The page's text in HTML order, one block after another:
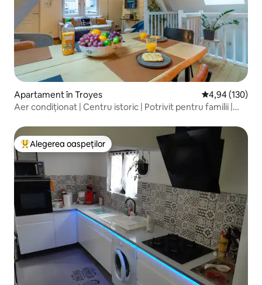
Apartament în Troyes Scor mediu de
4,94 (130)
Aer condiționat | Centru istoric | Potrivit pentru familii |
Locuință din topul categoriei Alegerea oaspeților
Alegerea oaspeților